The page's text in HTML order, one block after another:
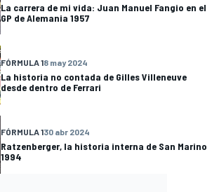
La carrera de mi vida: Juan Manuel Fangio en el
GP de Alemania 1957
FÓRMULA 18 may 2024
La historia no contada de Gilles Villeneuve
desde dentro de Ferrari
FÓRMULA 130 abr 2024
Ratzenberger, la historia interna de San Marino
1994